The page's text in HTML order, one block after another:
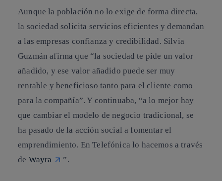
Aunque la población no lo exige de forma directa,
la sociedad solicita servicios eficientes y demandan
a las empresas confianza y credibilidad. Silvia
Guzmán afirma que “la sociedad te pide un valor
añadido, y ese valor añadido puede ser muy
rentable y beneficioso tanto para el cliente como
para la compañía”. Y continuaba, “a lo mejor hay
que cambiar el modelo de negocio tradicional, se
ha pasado de la acción social a fomentar el
emprendimiento. En Telefónica lo hacemos a través
de Wayra ”.